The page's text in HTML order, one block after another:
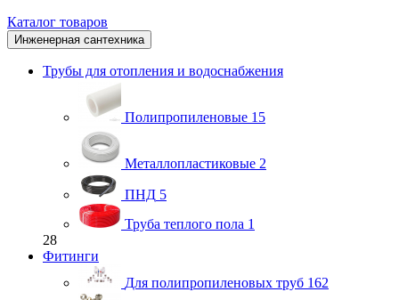
Каталог товаров
Инженерная сантехника
Трубы для отопления и водоснабжения
Полипропиленовые 15
Металлопластиковые 2
ПНД 5
Труба теплого пола 1
28
Фитинги
Для полипропиленовых труб 162